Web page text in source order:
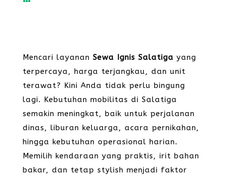
Mencari layanan Sewa Ignis Salatiga yang
terpercaya, harga terjangkau, dan unit
terawat? Kini Anda tidak perlu bingung
lagi. Kebutuhan mobilitas di Salatiga
semakin meningkat, baik untuk perjalanan
dinas, liburan keluarga, acara pernikahan,
hingga kebutuhan operasional harian.
Memilih kendaraan yang praktis, irit bahan
bakar, dan tetap stylish menjadi faktor